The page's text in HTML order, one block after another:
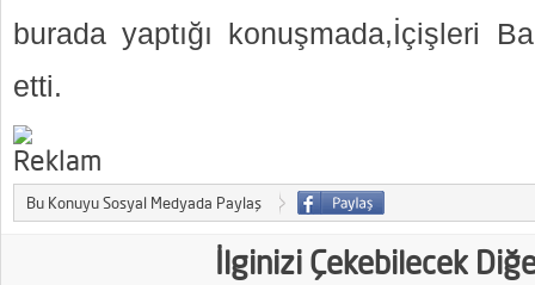
burada yaptığı konuşmada,İçişleri
etti.
Bu Konuyu Sosyal Medyada Paylaş
İlginizi Çekebilecek